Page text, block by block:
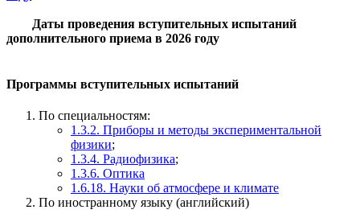
Даты проведения вступительных испытаний
дополнительного приема в 2026 году
Программы вступительных испытаний
По специальностям:
1.3.2. Приборы и методы экспериментальной
физики;
1.3.4. Радиофизика;
1.3.6. Оптика
1.6.18. Науки об атмосфере и климате
По иностранному языку (английский)